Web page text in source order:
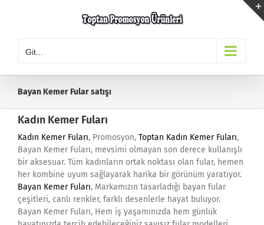
Git...
Bayan Kemer Fular satışı
Kadın Kemer Fuları
Kadın Kemer Fuları, Promosyon, Toptan Kadın Kemer Fuları,
Bayan Kemer Fuları, mevsimi olmayan son derece kullanışlı
bir aksesuar. Tüm kadınların ortak noktası olan fular, hemen
her kombine uyum sağlayarak harika bir görünüm yaratıyor.
Bayan Kemer Fuları, Markamızın tasarladığı bayan fular
çeşitleri, canlı renkler, farklı desenlerle hayat buluyor.
Bayan Kemer Fuları, Hem iş yaşamınızda hem günlük